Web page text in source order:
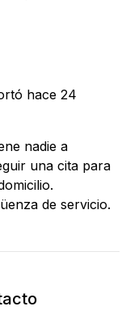
hace 24
nadie a
una cita para
de servicio.